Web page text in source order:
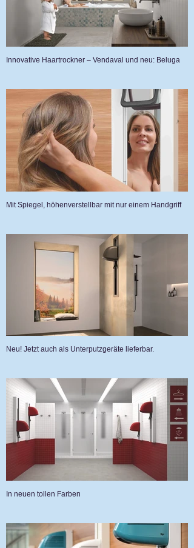
Innovative Haartrockner – Vendaval und neu: Beluga
Mit Spiegel, höhenverstellbar mit nur einem Handgriff
Neu! Jetzt auch als Unterputzgeräte lieferbar.
In neuen tollen Farben